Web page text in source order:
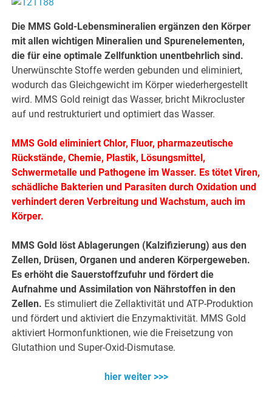
Die MMS Gold-Lebensmineralien ergänzen den Körper
mit allen wichtigen Mineralien und Spurenelementen,
die für eine optimale Zellfunktion unentbehrlich sind.
Unerwünschte Stoffe werden gebunden und eliminiert,
wodurch das Gleichgewicht im Körper wiederhergestellt
wird. MMS Gold reinigt das Wasser, bricht Mikrocluster
auf und restrukturiert und optimiert das Wasser.
MMS Gold eliminiert Chlor, Fluor, pharmazeutische
Rückstände, Chemie, Plastik, Lösungsmittel,
Schwermetalle und Pathogene im Wasser. Es tötet Viren,
schädliche Bakterien und Parasiten durch Oxidation und
verhindert deren Verbreitung und Wachstum, auch im
Körper.
MMS Gold löst Ablagerungen (Kalzifizierung) aus den
Zellen, Drüsen, Organen und anderen Körpergeweben.
Es erhöht die Sauerstoffzufuhr und fördert die
Aufnahme und Assimilation von Nährstoffen in den
Zellen. Es stimuliert die Zellaktivität und ATP-Produktion
und fördert und aktiviert die Enzymaktivität. MMS Gold
aktiviert Hormonfunktionen, wie die Freisetzung von
Glutathion und Super-Oxid-Dismutase.
hier weiter >>>